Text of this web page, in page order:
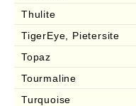
Thulite
TigerEye, Pietersite
Topaz
Tourmaline
Turquoise